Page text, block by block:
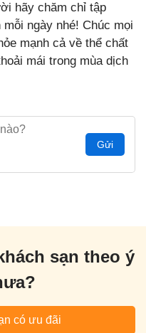
hãy chăm chỉ tập
mỗi ngày nhé! Chúc mọi
mạnh cả về thể chất
mái trong mùa dịch
Gửi
sạn theo ý
có ưu đãi